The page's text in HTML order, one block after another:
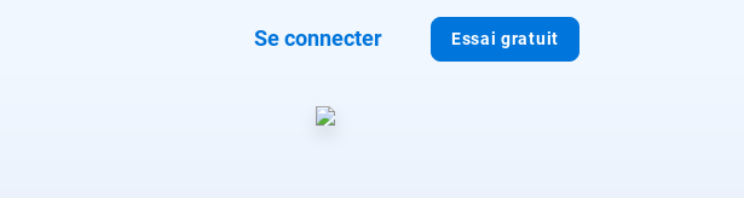
Essai gratuit
Se connecter